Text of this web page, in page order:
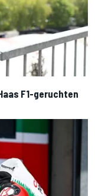
F1-geruchten